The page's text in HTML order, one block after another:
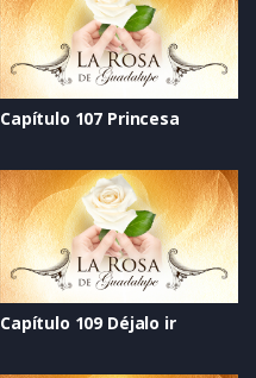
Capítulo 107 Princesa
Capítulo 109 Déjalo ir